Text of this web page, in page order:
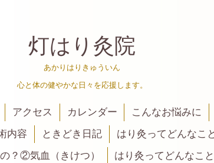
灯はり灸院
あかりはりきゅういん
心と体の健やかな日々を応援します。
アクセス カレンダー
こんなお悩みに
内容 ときどき日記
はり灸ってどんなこ
？②気血（きけつ）
はり灸ってどんなこ